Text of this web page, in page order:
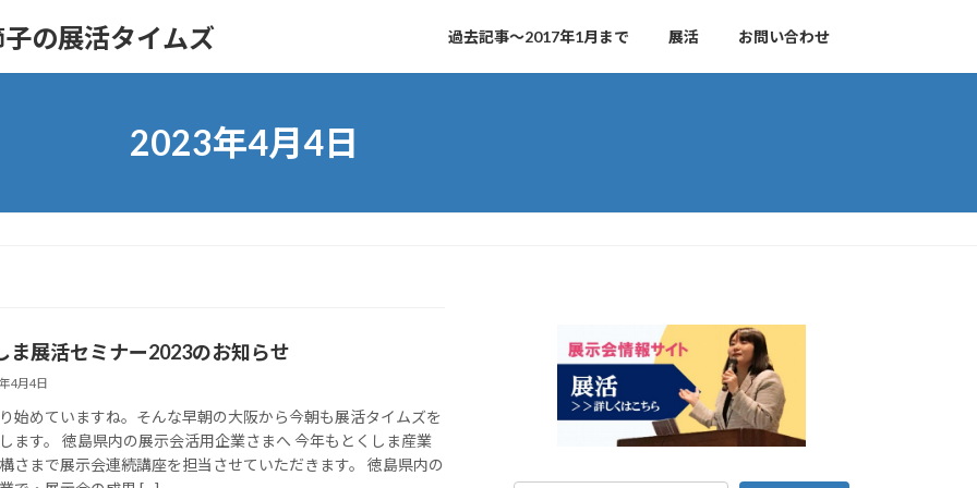
の展活タイムズ 過去記事～2017年1月まで 展活 お問い合わせ
2023年4月4日
ま展活セミナー2023のお知らせ
4月4日
始めていますね。そんな早朝の大阪から今朝も展活タイムズを
ます。 徳島県内の展示会活用企業さまへ 今年もとくしま産業
さまで展示会連続講座を担当させていただきます。 徳島県内の